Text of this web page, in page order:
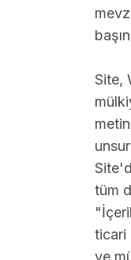
Site,
tüm
ticari
ve